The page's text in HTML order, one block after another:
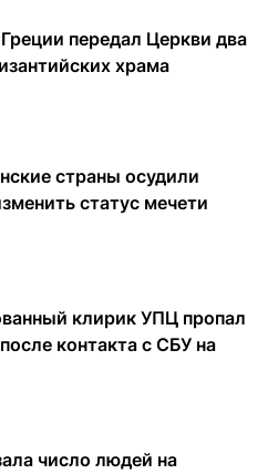
передал Церкви два
храма
страны осудили
статус мечети
клирик УПЦ пропал
контакта с СБУ на
число людей на